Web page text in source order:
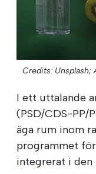
Credits: Unsplash;
I ett uttalande
(PSD/CDS-PP/
äga rum inom
programmet
integrerat i den